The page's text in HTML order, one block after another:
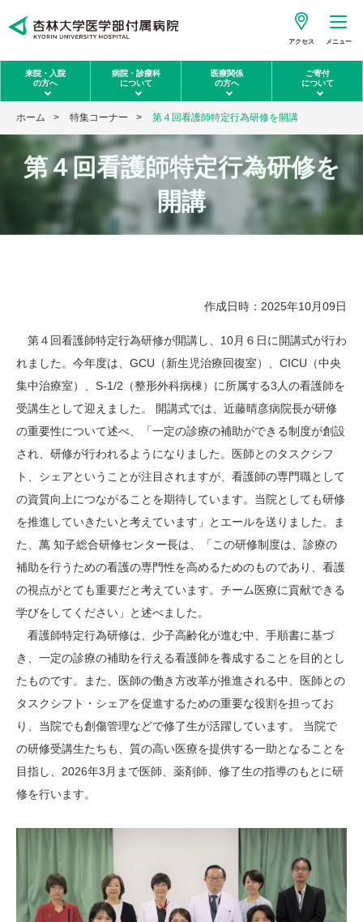
アクセス メニュー
来院・入院
の方へ
病院・診療科
について
医療関係
の方へ
ご寄付
について
ホーム 特集コーナー 第４回看護師特定行為研修を開講
第４回看護師特定行為研修を
開講
作成日時：2025年10月09日
第４回看護師特定行為研修が開講し、10月６日に開講式が行わ
れました。今年度は、GCU（新生児治療回復室）、CICU（中央
集中治療室）、S-1/2（整形外科病棟）に所属する3人の看護師を
受講生として迎えました。 開講式では、近藤晴彦病院長が研修
の重要性について述べ、「一定の診療の補助ができる制度が創設
され、研修が行われるようになりました。医師とのタスクシフ
ト、シェアということが注目されますが、看護師の専門職として
の資質向上につながることを期待しています。当院としても研修
を推進していきたいと考えています」とエールを送りました。ま
た、萬 知子総合研修センター長は、「この研修制度は、診療の
補助を行うための看護の専門性を高めるためのものであり、看護
の視点がとても重要だと考えています。チーム医療に貢献できる
学びをしてください」と述べました。
看護師特定行為研修は、少子高齢化が進む中、手順書に基づ
き、一定の診療の補助を行える看護師を養成することを目的とし
たものです。また、医師の働き方改革が推進される中、医師との
タスクシフト・シェアを促進するための重要な役割を担ってお
り、当院でも創傷管理などで修了生が活躍しています。 当院で
の研修受講生たちも、質の高い医療を提供する一助となることを
目指し、2026年3月まで医師、薬剤師、修了生の指導のもとに研
修を行います。